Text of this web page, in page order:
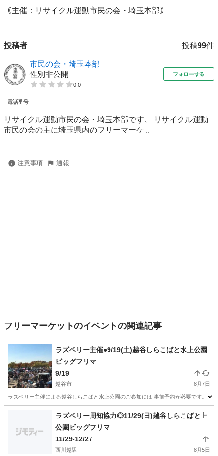
｟主催：リサイクル運動市民の会・埼玉本部｠
投稿者 投稿99件
市民の会・埼玉本部
性別非公開
0.0
フォローする
電話番号
リサイクル運動市民の会・埼玉本部です。 リサイクル運動
市民の会の主に埼玉県内のフリーマーケ...
注意事項 通報
フリーマーケットのイベントの関連記事
ラズベリー主催●9/19(土)越谷しらこばと水上公園
ビッグフリマ
9/19
越谷市 8月7日
ラズベリー主催による越谷しらこばと水上公園のご参加には 事前予約が必要です。
フリーマーケット ビッグフリマ
ラズベリー周知協力◎11/29(日)越谷しらこばと上
公園ビッグフリマ
11/29-12/27
西川越駅 8月5日